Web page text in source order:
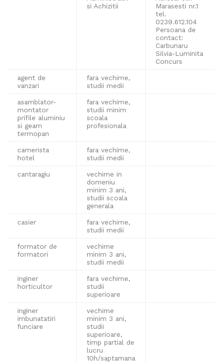
si Achizitii
Marasesti nr.1
tel.
0239.612.104
Persoana de
contact:
Carbunaru
Silvia-Luminita
Concurs
agent de
vanzari
fara vechime,
studii medii
asamblator-
montator
prifile aluminiu
si geam
termopan
fara vechime,
studii minim
scoala
profesionala
camerista
hotel
fara vechime,
studii medii
cantaragiu
vechime in
domeniu
minim 3 ani,
studii scoala
generala
casier
fara vechime,
studii medii
formator de
formatori
vechime
minim 3 ani,
studii medii
inginer
horticultor
fara vechime,
studii
superioare
inginer
imbunatatiri
funciare
vechime
minim 3 ani,
studii
superioare,
timp partial de
lucru
10h/saptamana